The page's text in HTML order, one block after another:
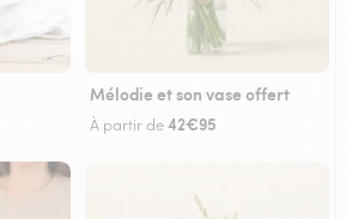
Mélodie et son vase offert
À partir de42€95